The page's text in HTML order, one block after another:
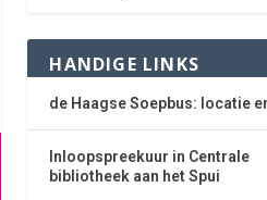
HANDIGE LINKS
de Haagse Soepbus: locatie
Inloopspreekuur in Centrale
bibliotheek aan het Spui